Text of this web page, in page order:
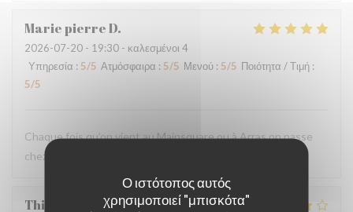
Ο ιστότοπος αυτός
χρησιμοποιεί "μπισκότα"
Marie pierreD
2026-07-20 - 19:30 - καλεσμένοι 4
Υπηρεσία : 5/5 Ατμόσφαιρα : 5/5 Μενού : 5/5 Ποιότητα / Τιμή :
5/5
Chaque fois qu’on vient au Mainsquare ou à Arras on passe
chez vous ❤️🌻incontournable
Thierry